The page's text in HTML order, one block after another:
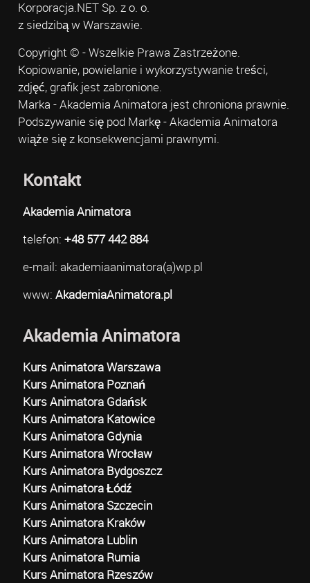
Korporacja.NET Sp. z o. o.
z siedzibą w Warszawie.
Copyright © - Wszelkie Prawa Zastrzeżone.
Kopiowanie, powielanie i wykorzystywanie treści,
zdjęć, grafik jest zabronione.
Marka - Akademia Animatora jest chroniona prawnie.
Podszywanie się pod Markę - Akademia Animatora
wiąże się z konsekwencjami prawnymi.
Kontakt
Akademia Animatora
telefon: +48 577 442 884
e-mail: akademiaanimatora(a)wp.pl
www: AkademiaAnimatora.pl
Akademia Animatora
Kurs Animatora Warszawa
Kurs Animatora Poznań
Kurs Animatora Gdańsk
Kurs Animatora Katowice
Kurs Animatora Gdynia
Kurs Animatora Wrocław
Kurs Animatora Bydgoszcz
Kurs Animatora Łódź
Kurs Animatora Szczecin
Kurs Animatora Kraków
Kurs Animatora Lublin
Kurs Animatora Rumia
Kurs Animatora Rzeszów